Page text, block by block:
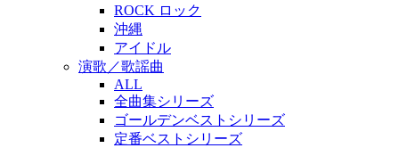
ROCK ロック
沖縄
アイドル
演歌／歌謡曲
ALL
全曲集シリーズ
ゴールデンベストシリーズ
定番ベストシリーズ